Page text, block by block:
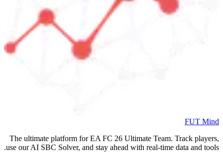
FUT Mind
The ultimate platform for EA FC 26 Ultimate Team. Track players,
use our AI SBC Solver, and stay ahead with real-time data and tools.